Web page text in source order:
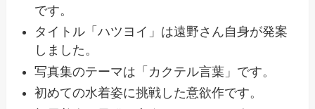
です。
タイトル「ハツヨイ」は遠野さん自身が発案
しました。
写真集のテーマは「カクテル言葉」です。
初めての水着姿に挑戦した意欲作です。